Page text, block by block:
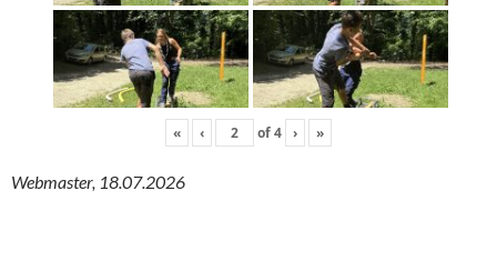
« ‹ of4 › »
Webmaster, 18.07.2026